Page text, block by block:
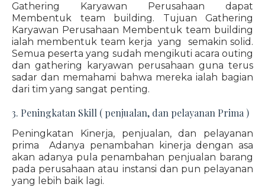
Gathering Karyawan Perusahaan dapat
Membentuk team building. Tujuan Gathering
Karyawan Perusahaan Membentuk team building
ialah membentuk team kerja yang semakin solid.
Semua peserta yang sudah mengikuti acara outing
dan gathering karyawan perusahaan guna terus
sadar dan memahami bahwa mereka ialah bagian
dari tim yang sangat penting.
3. Peningkatan Skill ( penjualan, dan pelayanan Prima )
Peningkatan Kinerja, penjualan, dan pelayanan
prima Adanya penambahan kinerja dengan asa
akan adanya pula penambahan penjualan barang
pada perusahaan atau instansi dan pun pelayanan
yang lebih baik lagi.